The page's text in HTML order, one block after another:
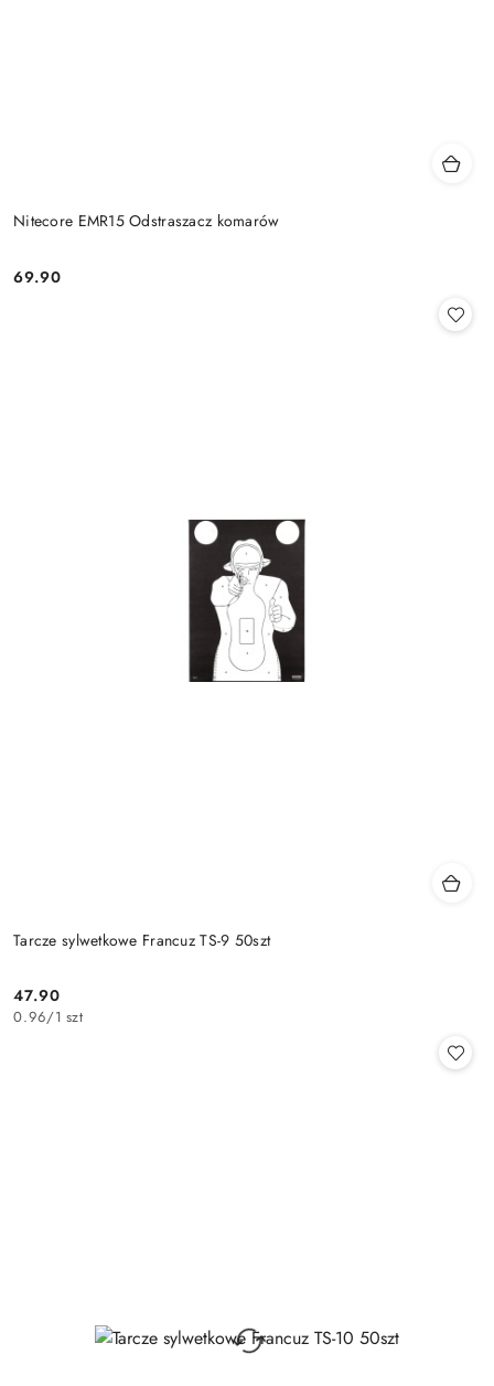
Nitecore EMR15 Odstraszacz komarów
Cena:
69.90
Tarcze sylwetkowe Francuz TS-9 50szt
Cena:
47.90
0.96/1 szt